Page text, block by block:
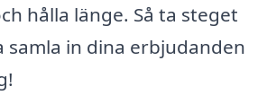
hålla länge. Så ta steget
samla in dina erbjudanden